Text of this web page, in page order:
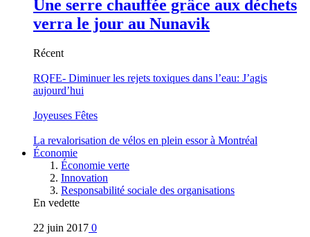
Une serre chauffée grâce aux déchets
verra le jour au Nunavik
Récent
RQFE- Diminuer les rejets toxiques dans l’eau: J’agis
aujourd’hui
Joyeuses Fêtes
La revalorisation de vélos en plein essor à Montréal
Économie
Économie verte
Innovation
Responsabilité sociale des organisations
En vedette
22 juin 2017 0